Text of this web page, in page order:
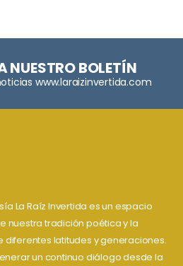
NUESTRO BOLETÍN
www.laraizinvertida.com
La Raíz Invertida es un espacio
nuestra tradición poética y la
latitudes y generaciones.
un continuo diálogo desde la